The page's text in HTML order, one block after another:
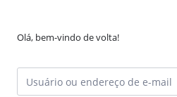
Olá, bem-vindo de volta!